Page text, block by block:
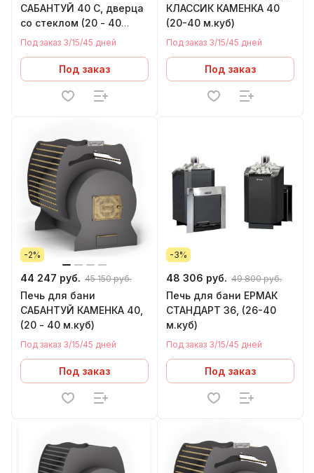
САБАНТУЙ 40 С, дверца
со стеклом (20 - 40
м.куб)
Под заказ 3/15/45 дней
Под заказ
КЛАССИК КАМЕНКА 40
(20-40 м.куб)
Под заказ 3/15/45 дней
Под заказ
-2%
44 247 руб. 45 150 руб.
Печь для бани
САБАНТУЙ КАМЕНКА 40,
(20 - 40 м.куб)
Под заказ 3/15/45 дней
Под заказ
-3%
48 306 руб. 49 800 руб.
Печь для бани ЕРМАК
СТАНДАРТ 36, (26-40
м.куб)
Под заказ 3/15/45 дней
Под заказ